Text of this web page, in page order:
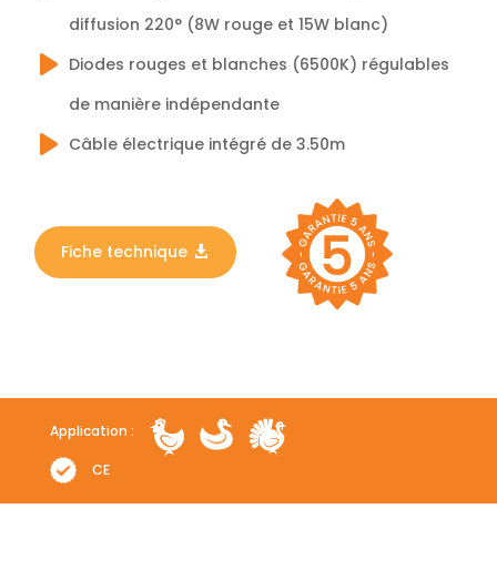
diffusion 220° (8W rouge et 15W blanc)
Diodes rouges et blanches (6500K) régulables
de manière indépendante
Câble électrique intégré de 3.50m
Fiche technique
CE
Application :